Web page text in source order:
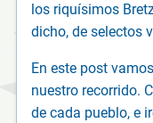
los riquísimos
dicho, de selectos
En este post
nuestro recorrido.
de cada pueblo, e